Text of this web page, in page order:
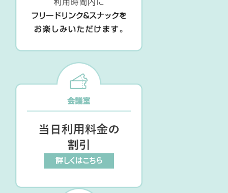
詳しくはこちら